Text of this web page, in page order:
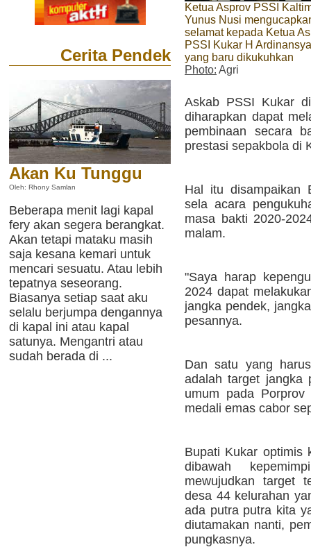
Cerita Pendek
Akan Ku Tunggu
Oleh: Rhony Samlan
Beberapa menit lagi kapal
fery akan segera berangkat.
Akan tetapi mataku masih
saja kesana kemari untuk
mencari sesuatu. Atau lebih
tepatnya seseorang.
Biasanya setiap saat aku
selalu berjumpa dengannya
di kapal ini atau kapal
satunya. Mengantri atau
sudah berada di ...
Ketua Asprov PSSI
Yunus Nusi
selamat kepada Ketua
PSSI Kukar H
yang baru dikukuhkan
Photo: Agri
Askab PSSI Kukar
diharapkan dapat
pembinaan secara
prestasi sepakbola di
Hal itu disampaikan
sela acara
masa bakti 2020-
malam.
"Saya harap
2024 dapat
jangka pendek,
pesannya.
Dan satu yang
adalah target jangka
umum pada
medali emas cabor
Bupati Kukar optimis
dibawah
mewujudkan target
desa 44 kelurahan
ada putra putra kita
diutamakan nanti,
pungkasnya.